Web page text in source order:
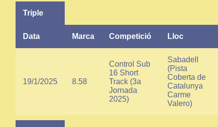
Triple
Data Marca Competició Lloc
19/1/2025 8.58
Control Sub
16 Short
Track (3a
Jornada
2025)
Sabadell
(Pista
Coberta de
Catalunya
Carme
Valero)